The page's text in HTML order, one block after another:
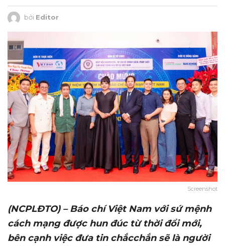
bởi Editor
Screenshot
(NCPLĐTO) – Báo chí Việt Nam với sứ mệnh
cách mạng được hun đúc từ thời đổi mới,
bêncạnh việcđưa tin chắcchắn sẽlà người